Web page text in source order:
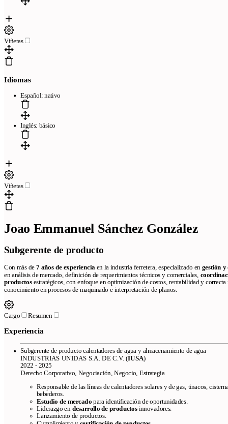
Viñetas
Idiomas
Español: nativo
Inglés: básico
Viñetas
Joao Emmanuel Sánchez González
Subgerente de producto
Con más de7 años de experiencia en la industria ferretera, especializado en gestión
en análisis de mercado, definición de requerimientos técnicos y comerciales,
productosestratégicos, con enfoque en optimización de costos, rentabilidad y
conocimiento en procesos de maquinado e interpretación de planos.
Cargo Resumen
Experiencia
Subgerente de producto calentadores de agua y almacenamiento de agua
INDUSTRIAS UNIDAS S.A. DE C.V. (IUSA)
2022 - 2025
Derecho Corporativo, Negociación, Negocio, Estrategia
Responsable de las líneas de calentadores solares y de gas, tinacos,
bebederos.
Estudio de mercado para identificación de oportunidades.
Liderazgo en desarrollo de productosinnovadores.
Lanzamiento de productos.